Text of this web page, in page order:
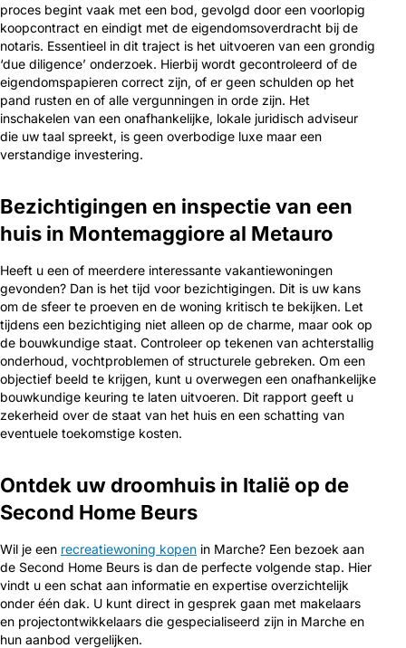
proces begint vaak met een bod, gevolgd door een voorlopig
koopcontract en eindigt met de eigendomsoverdracht bij de
notaris. Essentieel in dit traject is het uitvoeren van een grondig
‘due diligence’ onderzoek. Hierbij wordt gecontroleerd of de
eigendomspapieren correct zijn, of er geen schulden op het
pand rusten en of alle vergunningen in orde zijn. Het
inschakelen van een onafhankelijke, lokale juridisch adviseur
die uw taal spreekt, is geen overbodige luxe maar een
verstandige investering.
Bezichtigingen en inspectie van een
huis in Montemaggiore al Metauro
Heeft u een of meerdere interessante vakantiewoningen
gevonden? Dan is het tijd voor bezichtigingen. Dit is uw kans
om de sfeer te proeven en de woning kritisch te bekijken. Let
tijdens een bezichtiging niet alleen op de charme, maar ook op
de bouwkundige staat. Controleer op tekenen van achterstallig
onderhoud, vochtproblemen of structurele gebreken. Om een
objectief beeld te krijgen, kunt u overwegen een onafhankelijke
bouwkundige keuring te laten uitvoeren. Dit rapport geeft u
zekerheid over de staat van het huis en een schatting van
eventuele toekomstige kosten.
Ontdek uw droomhuis in Italië op de
Second Home Beurs
Wil je een recreatiewoning kopen in Marche? Een bezoek aan
de Second Home Beurs is dan de perfecte volgende stap. Hier
vindt u een schat aan informatie en expertise overzichtelijk
onder één dak. U kunt direct in gesprek gaan met makelaars
en projectontwikkelaars die gespecialiseerd zijn in Marche en
hun aanbod vergelijken.